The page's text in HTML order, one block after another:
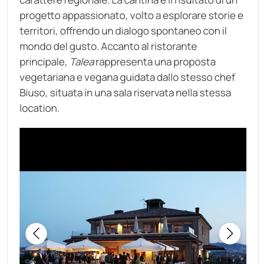
progetto appassionato, volto a esplorare storie e
territori, offrendo un dialogo spontaneo con il
mondo del gusto. Accanto al ristorante
principale, Talearappresenta una proposta
vegetariana e vegana guidata dallo stesso chef
Biuso, situata in una sala riservata nella stessa
location.